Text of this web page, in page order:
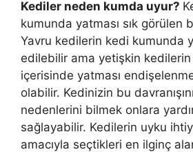
Kediler neden kumda uyur?
kumunda yatması sık görülen
Yavru kedilerin kedi kumunda
edilebilir ama yetişkin kedilerin
içerisinde yatması
olabilir. Kedinizin bu
nedenlerini bilmek onlara
sağlayabilir. Kedilerin uyku
amacıyla seçtikleri en ilginç